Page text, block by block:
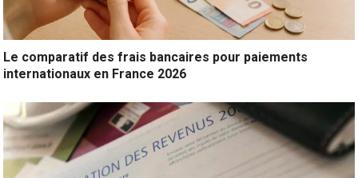
Le comparatif des frais bancaires pour paiements
internationaux en France 2026